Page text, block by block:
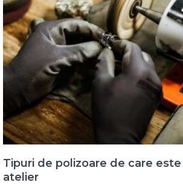
Tipuri de polizoare de care
atelier